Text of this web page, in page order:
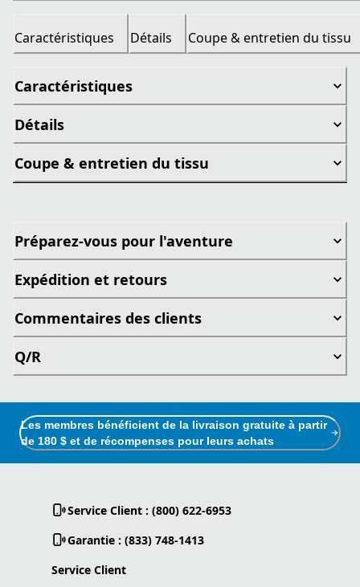
Caractéristiques Détails Coupe & entretien du tissu
Caractéristiques
Détails
Coupe & entretien du tissu
Préparez-vous pour l'aventure
Expédition et retours
Commentaires des clients
Q/R
Les membres bénéficient de la livraison gratuite à partir
de 180 $ et de récompenses pour leurs achats
Service Client : (800) 622-6953
Garantie : (833) 748-1413
Service Client